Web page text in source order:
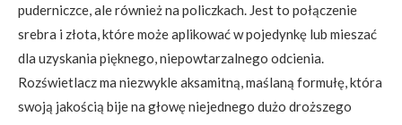
puderniczce, ale również na policzkach. Jest to połączenie
srebra i złota, które może aplikować w pojedynkę lub mieszać
dla uzyskania pięknego, niepowtarzalnego odcienia.
Rozświetlacz ma niezwykle aksamitną, maślaną formułę, która
swoją jakością bije na głowę niejednego dużo droższego